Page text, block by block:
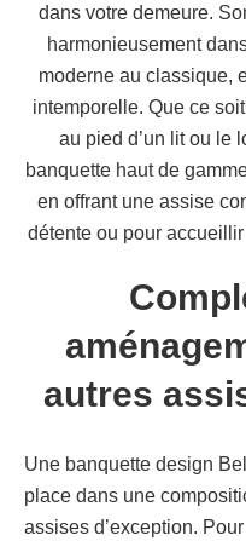
dans votre demeure.
harmonieusement
moderne au classique,
intemporelle. Que ce
au pied d’un lit ou le
banquette haut de
en offrant une assise
détente ou pour
autres
Une banquette design
place dans une
assises d’exception.